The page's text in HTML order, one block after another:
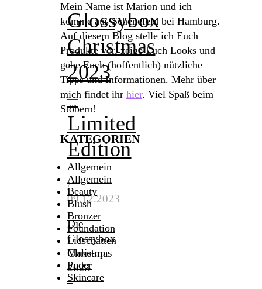
Glossybox
Christmas
2023
–
Limited
Edition
/
09.12.2023
Die
Glossybox
Christmas
2023
–
Mein Name ist Marion und ich
komme aus Schenefeld bei Hamburg.
Auf diesem Blog stelle ich Euch
Produkte vor, zeige Euch Looks und
gebe Euch (hoffentlich) nützliche
Tipps und Informationen. Mehr über
mich findet ihr hier. Viel Spaß beim
Stöbern!
KATEGORIEN
Allgemein
Allgemein
Beauty
Blush
Bronzer
Foundation
Lidschatten
Make-up
Puder
Skincare